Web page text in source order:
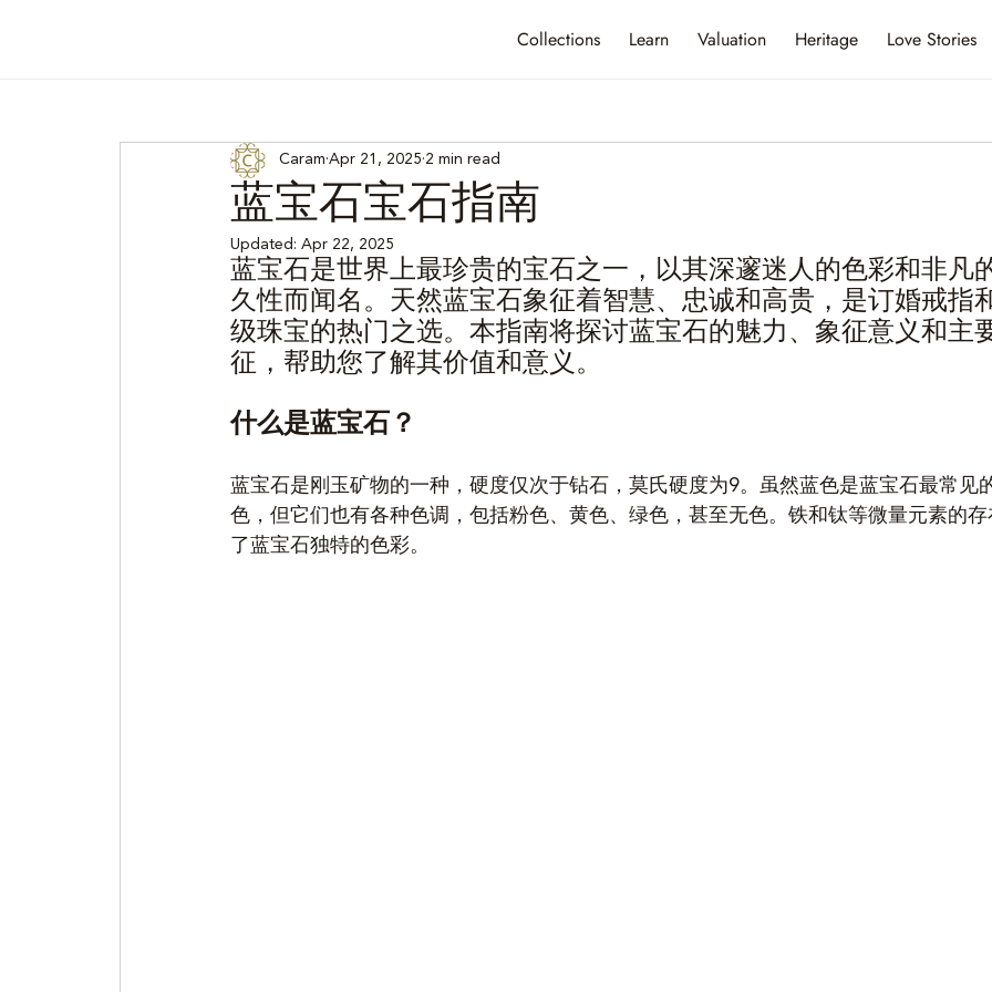
Collections Learn Valuation Heritage Love Stories
蓝宝石宝石指南
Caram Apr 21, 2025 2 min read
Updated: Apr 22, 2025
蓝宝石是世界上最珍贵的宝石之一，以其深邃迷人的色彩和非凡
久性而闻名。天然蓝宝石象征着智慧、忠诚和高贵，是订婚戒指
级珠宝的热门之选。本指南将探讨蓝宝石的魅力、象征意义和主
征，帮助您了解其价值和意义。
什么是蓝宝石？
蓝宝石是刚玉矿物的一种，硬度仅次于钻石，莫氏硬度为9。虽然蓝色是蓝宝石最常见
色，但它们也有各种色调，包括粉色、黄色、绿色，甚至无色。铁和钛等微量元素的存
了蓝宝石独特的色彩。